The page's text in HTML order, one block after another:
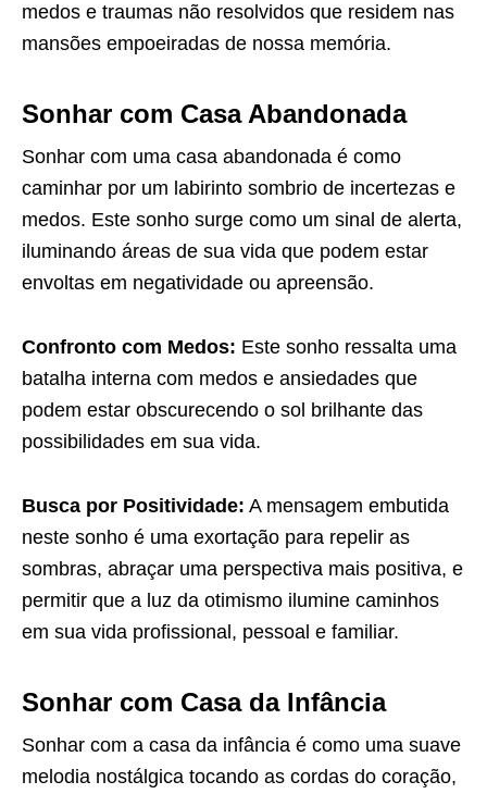
medos e traumas não resolvidos que residem nas
mansões empoeiradas de nossa memória.
Sonhar com Casa Abandonada
Sonhar com uma casa abandonada é como
caminhar por um labirinto sombrio de incertezas e
medos. Este sonho surge como um sinal de alerta,
iluminando áreas de sua vida que podem estar
envoltas em negatividade ou apreensão.
Confronto com Medos: Este sonho ressalta uma
batalha interna com medos e ansiedades que
podem estar obscurecendo o sol brilhante das
possibilidades em sua vida.
Busca por Positividade: A mensagem embutida
neste sonho é uma exortação para repelir as
sombras, abraçar uma perspectiva mais positiva, e
permitir que a luz da otimismo ilumine caminhos
em sua vida profissional, pessoal e familiar.
Sonhar com Casa da Infância
Sonhar com a casa da infância é como uma suave
melodia nostálgica tocando as cordas do coração,